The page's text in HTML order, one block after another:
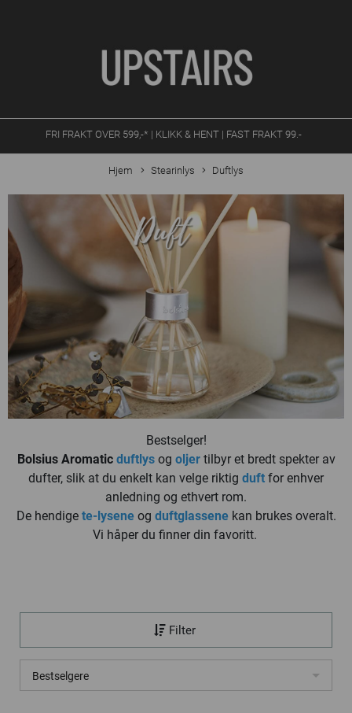
FRI FRAKT OVER 599,-* | KLIKK & HENT | FAST FRAKT 99.-
Hjem Stearinlys Duftlys
Bestselger!
Bolsius Aromatic duftlysog oljertilbyr et bredt spekter av
dufter, slik at du enkelt kan velge riktig duft for enhver
anledning og ethvert rom.
De hendige te-lyseneog duftglassenekan brukes overalt.
Vi håper du finner din favoritt.
Filter
Bestselgere